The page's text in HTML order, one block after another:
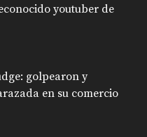
youtuber de
golpearon y
en su comercio